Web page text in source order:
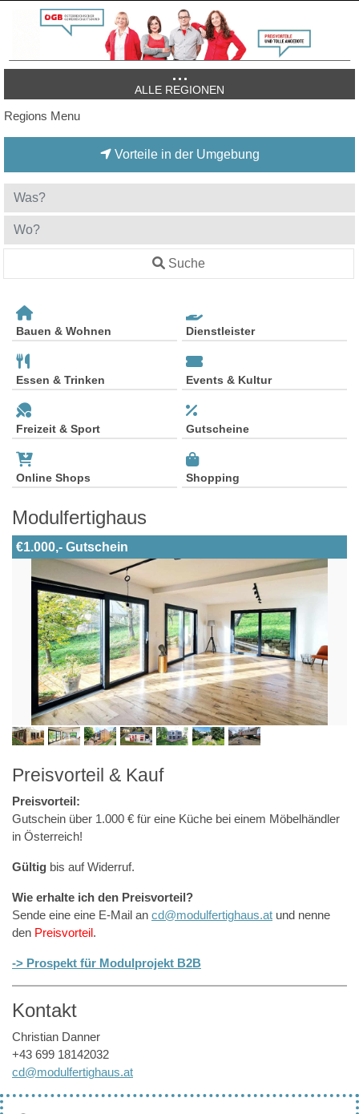
ALLE REGIONEN
Regions Menu
Vorteile in der Umgebung
Suche
Bauen & Wohnen Dienstleister
Essen & Trinken Events & Kultur
Freizeit & Sport Gutscheine
Online Shops Shopping
Modulfertighaus
€1.000,- Gutschein
Preisvorteil & Kauf
Preisvorteil:
Gutschein über 1.000 € für eine Küche bei einem Möbelhändler
in Österreich!
Gültig bis auf Widerruf.
Wie erhalte ich den Preisvorteil?
Sende eine eine E-Mail an cd@modulfertighaus.at und nenne
den Preisvorteil.
-> Prospekt für Modulprojekt B2B
Kontakt
Christian Danner
+43 699 18142032
cd@modulfertighaus.at